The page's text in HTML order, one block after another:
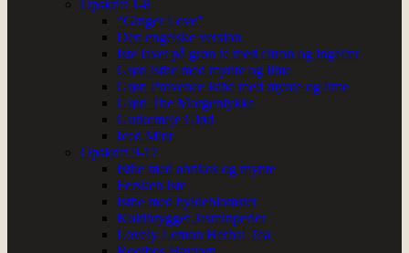
Opskrift 1-8
“Ginger Love”
Den engelske version
Iste lavet på grøn te med citron og ingefær
Grøn isthe med mynte og lime
Grøn Provence isthe med mynte og lime
Grøn The Morgenlykke
Gurkemeje Glød
Iced Mint
Opskrift 9-17
Isthe med abrikos og mynte
Fersken Iste
Isthe med hyldeblomster
Koldbrygget Jasminperler
Lovely Lemon Herbal Tea